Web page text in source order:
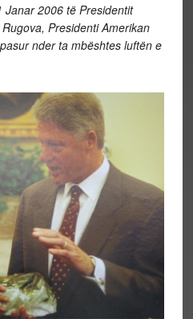
2006 të Presidentit
Presidenti Amerikan
nder ta mbështes luftën e